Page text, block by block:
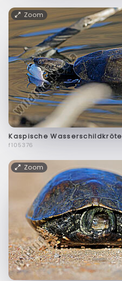
Zoom
Kaspische Wasserschildkröte
f105376
Zoom